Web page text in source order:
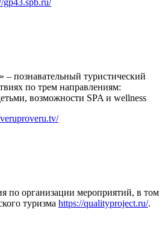
познавательный туристический
по трем направлениям:
возможности SPA и wellness
по организации мероприятий, в том
туризма https://qualityproject.ru/.